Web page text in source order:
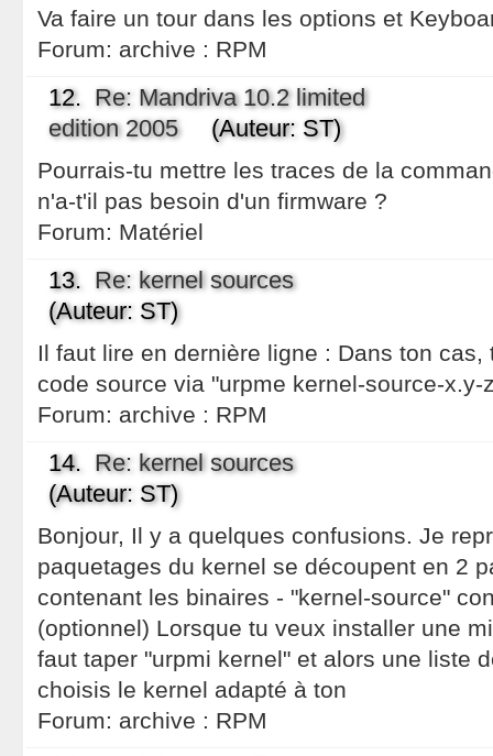
Va faire un tour dans les options et
Forum: archive : RPM
12. Re: Mandriva 10.2 limited
edition 2005(Auteur: ST)
Pourrais-tu mettre les traces de la
n'a-t'il pas besoin d'un firmware ?
Forum: Matériel
13. Re: kernel sources
(Auteur: ST)
Il faut lire en dernière ligne : Dans ton
code source via "urpme kernel-source-x.y-
Forum: archive : RPM
14. Re: kernel sources
(Auteur: ST)
Bonjour, Il y a quelques confusions. Je
paquetages du kernel se découpent en 2
contenant les binaires - "kernel-source"
(optionnel) Lorsque tu veux installer une
faut taper "urpmi kernel" et alors une liste
choisis le kernel adapté à ton
Forum: archive : RPM